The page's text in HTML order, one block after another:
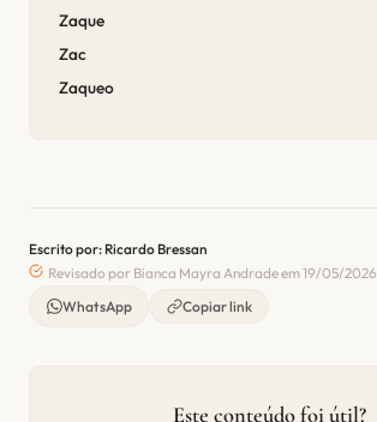
Zaque
Zac
Zaqueo
Escrito por: Ricardo Bressan
Revisado por Bianca Mayra Andrade em 19/05/2026
WhatsApp
Copiar link
Este conteúdo foi útil?